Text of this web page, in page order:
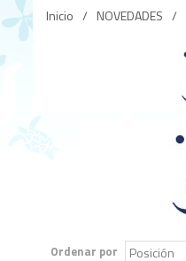
Inicio / NOVEDADES /
Ordenar por